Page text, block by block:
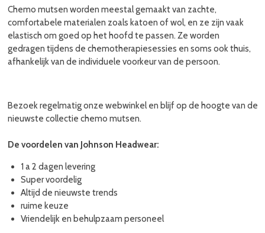
Chemo mutsen worden meestal gemaakt van zachte,
comfortabele materialen zoals katoen of wol, en ze zijn vaak
elastisch om goed op het hoofd te passen. Ze worden
gedragen tijdens de chemotherapiesessies en soms ook thuis,
afhankelijk van de individuele voorkeur van de persoon.
Bezoek regelmatig onze webwinkel en blijf op de hoogte van de
nieuwste collectie chemo mutsen.
De voordelen van Johnson Headwear:
1 a 2 dagen levering
Super voordelig
Altijd de nieuwste trends
ruime keuze
Vriendelijk en behulpzaam personeel